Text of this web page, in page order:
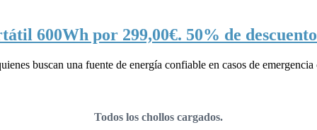
600Wh por 299,00€. 50% de descuento
buscan una fuente de energía confiable en casos de
Todos los chollos cargados.